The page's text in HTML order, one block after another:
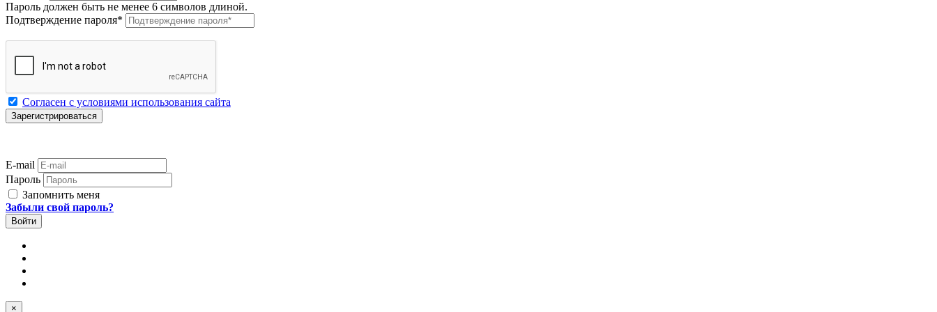
Пароль должен быть не менее 6 символов длиной.
Подтверждение пароля*
Согласен с условиями использования сайта
E-mail
Пароль
Запомнить меня
Забыли свой пароль?
×